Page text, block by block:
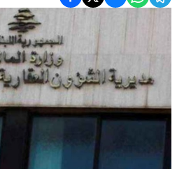
ثقافة ومجتمع
وليد جنبلاط
الحزب
ابحث